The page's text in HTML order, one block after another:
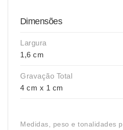
Dimensões
Largura
1,6 cm
Gravação Total
4 cm x 1 cm
Medidas, peso e tonalidades